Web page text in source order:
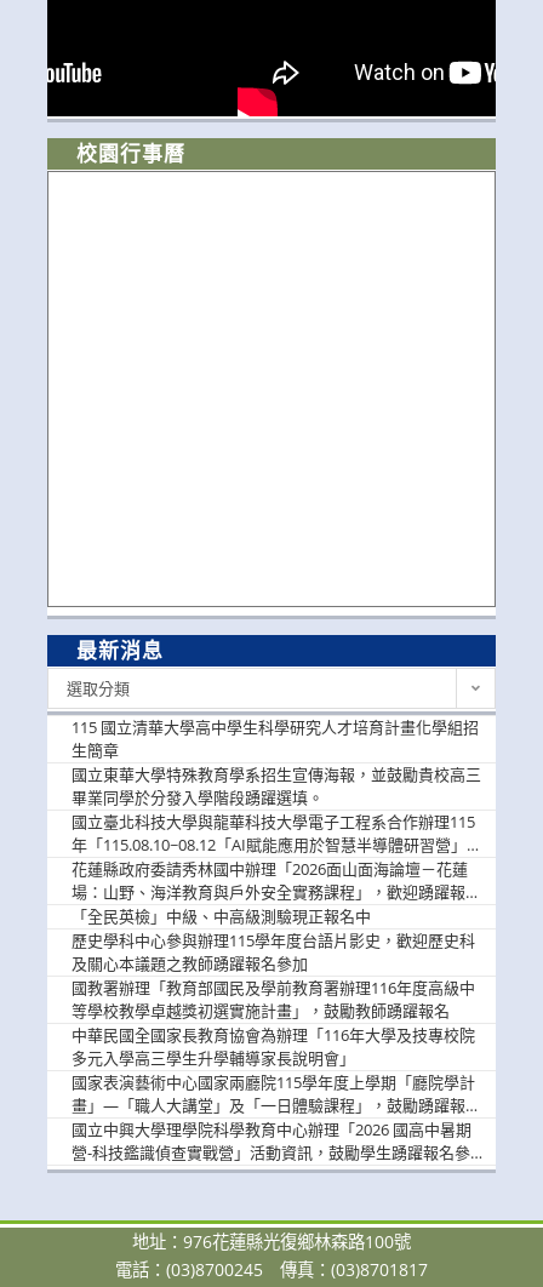
校園行事曆
最新消息
選取分類
115 國立清華大學高中學生科學研究人才培育計畫化學組招
生簡章
國立東華大學特殊教育學系招生宣傳海報，並鼓勵貴校高三
畢業同學於分發入學階段踴躍選填。
國立臺北科技大學與龍華科技大學電子工程系合作辦理115
年「115.08.10~08.12「AI賦能應用於智慧半導體研習營」，
歡迎學生踴躍報名參加
花蓮縣政府委請秀林國中辦理「2026面山面海論壇－花蓮
場：山野、海洋教育與戶外安全實務課程」，歡迎踴躍報名
參加
「全民英檢」中級、中高級測驗現正報名中
歷史學科中心參與辦理115學年度台語片影史，歡迎歷史科
及關心本議題之教師踴躍報名參加
國教署辦理「教育部國民及學前教育署辦理116年度高級中
等學校教學卓越獎初選實施計畫」，鼓勵教師踴躍報名
中華民國全國家長教育協會為辦理「116年大學及技專校院
多元入學高三學生升學輔導家長說明會」
國家表演藝術中心國家兩廳院115學年度上學期「廳院學計
畫」—「職人大講堂」及「一日體驗課程」，鼓勵踴躍報名
參與。
國立中興大學理學院科學教育中心辦理「2026 國高中暑期
營-科技鑑識偵查實戰營」活動資訊，鼓勵學生踴躍報名參
加。
地址：976花蓮縣光復鄉林森路100號
電話：(03)8700245
傳真：(03)8701817